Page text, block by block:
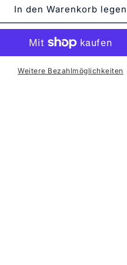
In den Warenkorb legen
Weitere Bezahlmöglichkeiten